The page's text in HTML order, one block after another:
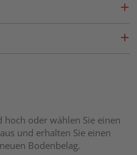
hoch oder wählen Sie einen
und erhalten Sie einen
Bodenbelag.